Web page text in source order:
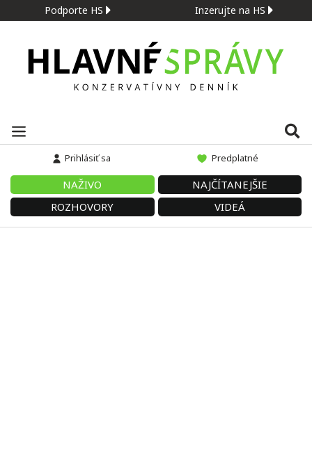
Podporte HS Inzerujte na HS
Prihlásiť sa Predplatné
NAŽIVO
NAJČÍTANEJŠIE
ROZHOVORY
VIDEÁ